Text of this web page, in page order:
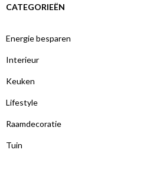
CATEGORIEËN
Energie besparen
Interieur
Keuken
Lifestyle
Raamdecoratie
Tuin